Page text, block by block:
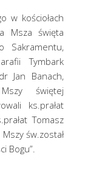
w kościołach
Msza święta
Sakramentu,
Tymbark
Jan Banach,
świętej
ks.prałat
Tomasz
św.został
Bogu”.